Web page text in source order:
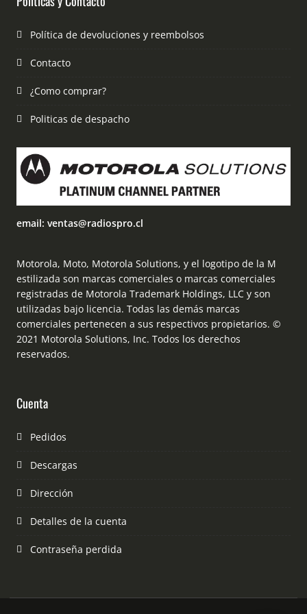
Política de devoluciones y reembolsos
Contacto
¿Como comprar?
Politicas de despacho
email: ventas@radiospro.cl
Motorola, Moto, Motorola Solutions, y el logotipo de la M
estilizada son marcas comerciales o marcas comerciales
registradas de Motorola Trademark Holdings, LLC y son
utilizadas bajo licencia. Todas las demás marcas
comerciales pertenecen a sus respectivos propietarios. ©
2021 Motorola Solutions, Inc. Todos los derechos
reservados.
Cuenta
Pedidos
Descargas
Dirección
Detalles de la cuenta
Contraseña perdida